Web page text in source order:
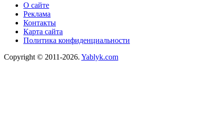
О сайте
Реклама
Контакты
Карта сайта
Политика конфиденциальности
Copyright © 2011-2026. Yablyk.сom